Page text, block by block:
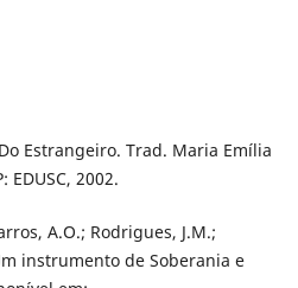
Estrangeiro. Trad. Maria Emília
EDUSC, 2002.
A.O.; Rodrigues, J.M.;
instrumento de Soberania e